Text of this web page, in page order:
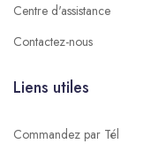
Centre d'assistance
Contactez-nous
Liens utiles
Commandez par Tél